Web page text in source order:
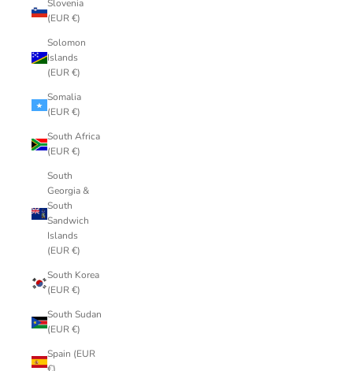
Slovenia
(EUR €)
Solomon
Islands
(EUR €)
Somalia
(EUR €)
South Africa
(EUR €)
South
Georgia &
South
Sandwich
Islands
(EUR €)
South Korea
(EUR €)
South Sudan
(EUR €)
Spain (EUR